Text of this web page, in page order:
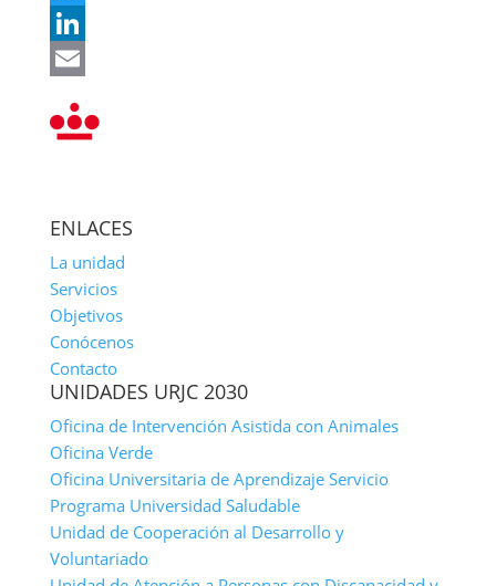
Twitter
LinkedIn
ENLACES
La unidad
Servicios
Objetivos
Conócenos
Contacto
UNIDADES URJC 2030
Oficina de Intervención Asistida con Animales
Oficina Verde
Oficina Universitaria de Aprendizaje Servicio
Programa Universidad Saludable
Unidad de Cooperación al Desarrollo y
Voluntariado